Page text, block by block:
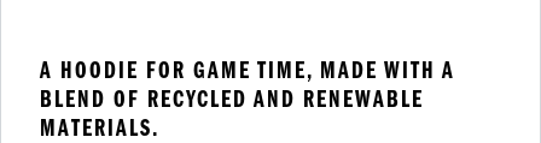
A HOODIE FOR GAME TIME, MADE WITH A
BLEND OF RECYCLED AND RENEWABLE
MATERIALS.